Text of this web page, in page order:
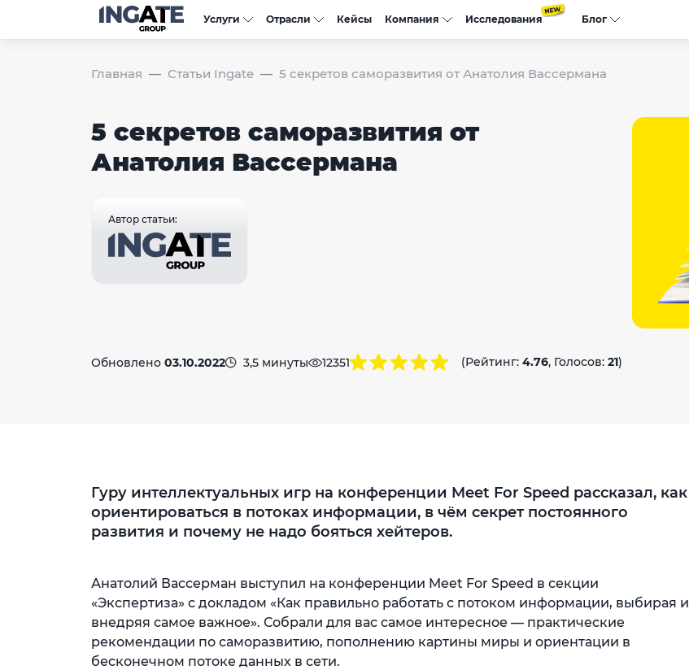
Услуги Отрасли Кейсы Компания Исследования Блог
Главная Статьи Ingate 5 секретов саморазвития от Анатолия Вассермана
5 секретов саморазвития от
Анатолия Вассермана
Автор статьи:
Обновлено 03.10.2022 3,5 минуты 12351 (Рейтинг: 4.76, Голосов: 21)
Гуру интеллектуальных игр на конференции Meet For Speed рассказал, как
ориентироваться в потоках информации, в чём секрет постоянного
развития и почему не надо бояться хейтеров.
Анатолий Вассерман выступил на конференции Meet For Speed в секции
«Экспертиза» с докладом «Как правильно работать с потоком информации, выбирая и
внедряя самое важное». Собрали для вас самое интересное — практические
рекомендации по саморазвитию, пополнению картины миры и ориентации в
бесконечном потоке данных в сети.